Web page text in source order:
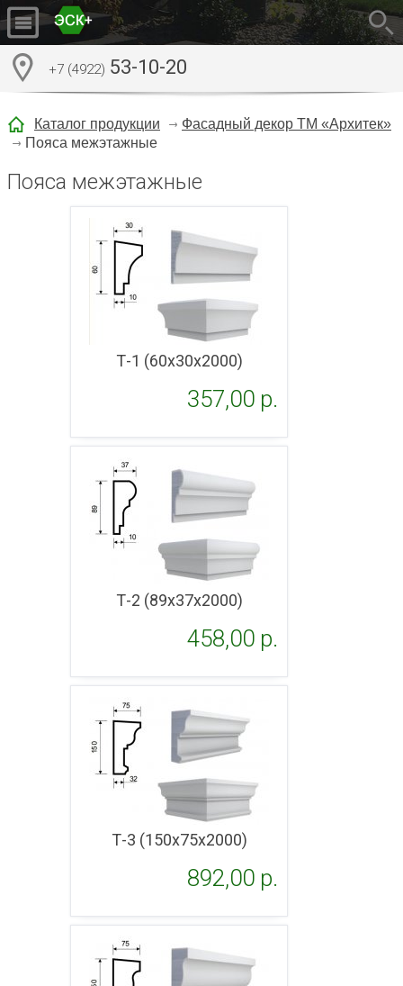
+7 (4922) 53-10-20
Каталог продукции
Фасадный декор ТМ «Архитек»
Пояса межэтажные
Пояса межэтажные
Подробнее
Т-1 (60х30х2000)
357,00 p.
Подробнее
Т-2 (89х37х2000)
458,00 p.
Подробнее
Т-3 (150х75х2000)
892,00 p.